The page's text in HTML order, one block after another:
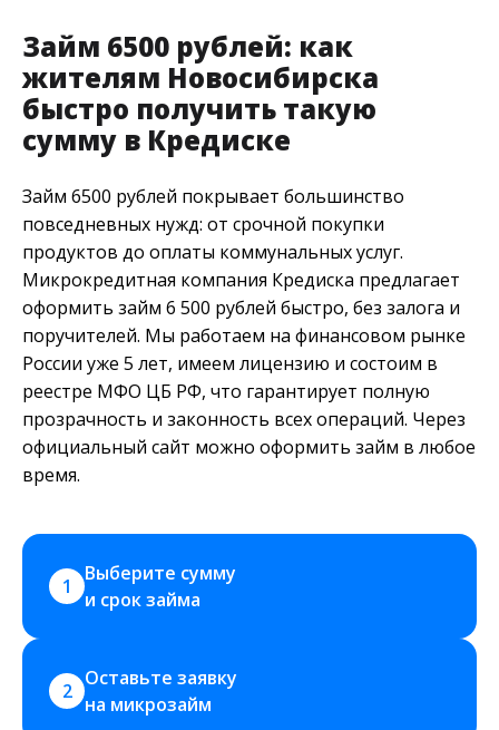
Займ 6500 рублей: как
жителям Новосибирска
быстро получить такую
сумму в Кредиске
Займ 6500 рублей покрывает большинство
повседневных нужд: от срочной покупки
продуктов до оплаты коммунальных услуг.
Микрокредитная компания Кредиска предлагает
оформить займ 6 500 рублей быстро, без залога и
поручителей. Мы работаем на финансовом рынке
России уже 5 лет, имеем лицензию и состоим в
реестре МФО ЦБ РФ, что гарантирует полную
прозрачность и законность всех операций. Через
официальный сайт можно оформить займ в любое
время.
1
Выберите сумму
и срок займа
2
Оставьте заявку
на микрозайм